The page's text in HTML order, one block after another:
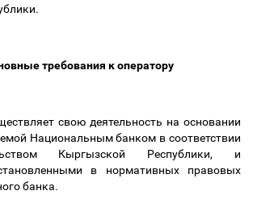
требования к оператору
свою деятельность на основании
Национальным банком в соответствии
Кыргызской Республики, и
в нормативных правовых
банка.